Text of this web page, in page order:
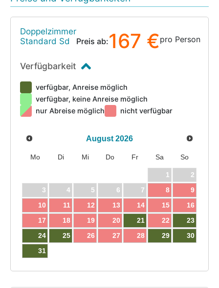
Doppelzimmer
Standard Sd
Preis ab:167 €pro Person
Verfügbarkeit
verfügbar, Anreise möglich
verfügbar, keine Anreise möglich
nur Abreise möglich
nicht verfügbar
August 2026
Mo Di Mi Do Fr Sa So
1
2
3
4 5 6 7 8
9
10
11 12 13 14 15
16
17
18 19 20 21 22
23
24
25 26 27 28 29
30
31